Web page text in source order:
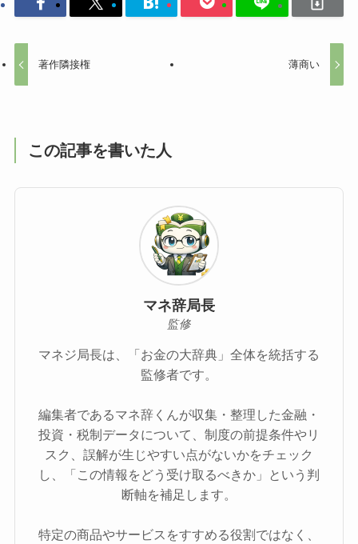
著作隣接権 薄商い
この記事を書いた人
マネ辞局長
監修
マネジ局長は、「お金の大辞典」全体を統括する
監修者です。
編集者であるマネ辞くんが収集・整理した金融・
投資・税制データについて、制度の前提条件やリ
スク、誤解が生じやすい点がないかをチェック
し、「この情報をどう受け取るべきか」という判
断軸を補足します。
特定の商品やサービスをすすめる役割ではなく、